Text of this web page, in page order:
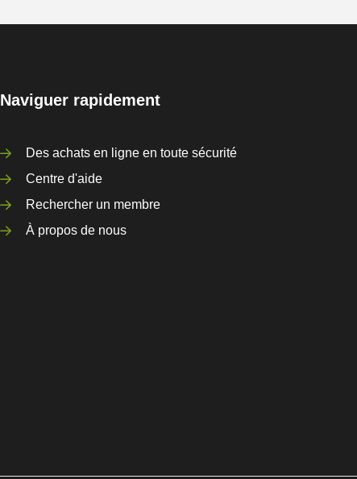
Naviguer rapidement
Des achats en ligne en toute sécurité
Centre d'aide
Rechercher un membre
À propos de nous